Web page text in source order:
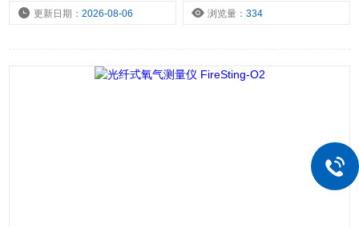
更新日期：2026-08-06 浏览量：334